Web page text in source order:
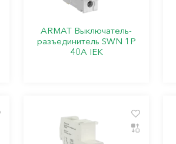
ARMAT Выключатель-
разъединитель SWN 1P
40А IEK